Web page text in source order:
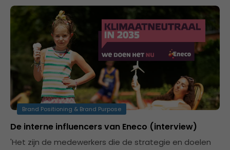
Brand Positioning & Brand Purpose
De interne influencers van Eneco (interview)
'Het zijn de medewerkers die de strategie en doelen